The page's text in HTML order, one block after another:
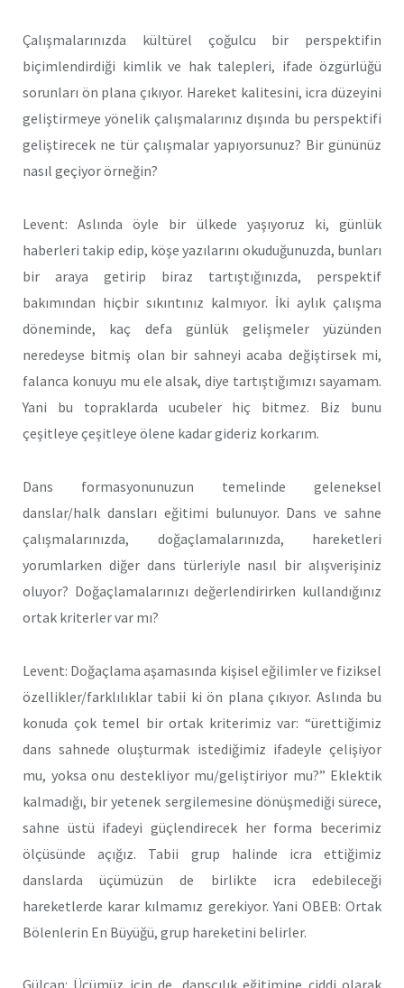
Çalışmalarınızda kültürel çoğulcu bir perspektifin
biçimlendirdiği kimlik ve hak talepleri, ifade özgürlüğü
sorunları ön plana çıkıyor. Hareket kalitesini, icra düzeyini
geliştirmeye yönelik çalışmalarınız dışında bu perspektifi
geliştirecek ne tür çalışmalar yapıyorsunuz? Bir gününüz
nasıl geçiyor örneğin?
Levent: Aslında öyle bir ülkede yaşıyoruz ki, günlük
haberleri takip edip, köşe yazılarını okuduğunuzda, bunları
bir araya getirip biraz tartıştığınızda, perspektif
bakımından hiçbir sıkıntınız kalmıyor. İki aylık çalışma
döneminde, kaç defa günlük gelişmeler yüzünden
neredeyse bitmiş olan bir sahneyi acaba değiştirsek mi,
falanca konuyu mu ele alsak, diye tartıştığımızı sayamam.
Yani bu topraklarda ucubeler hiç bitmez. Biz bunu
çeşitleye çeşitleye ölene kadar gideriz korkarım.
Dans formasyonunuzun temelinde geleneksel
danslar/halk dansları eğitimi bulunuyor. Dans ve sahne
çalışmalarınızda, doğaçlamalarınızda, hareketleri
yorumlarken diğer dans türleriyle nasıl bir alışverişiniz
oluyor? Doğaçlamalarınızı değerlendirirken kullandığınız
ortak kriterler var mı?
Levent: Doğaçlama aşamasında kişisel eğilimler ve fiziksel
özellikler/farklılıklar tabii ki ön plana çıkıyor. Aslında bu
konuda çok temel bir ortak kriterimiz var: “ürettiğimiz
dans sahnede oluşturmak istediğimiz ifadeyle çelişiyor
mu, yoksa onu destekliyor mu/geliştiriyor mu?” Eklektik
kalmadığı, bir yetenek sergilemesine dönüşmediği sürece,
sahne üstü ifadeyi güçlendirecek her forma becerimiz
ölçüsünde açığız. Tabii grup halinde icra ettiğimiz
danslarda üçümüzün de birlikte icra edebileceği
hareketlerde karar kılmamız gerekiyor. Yani OBEB: Ortak
Bölenlerin En Büyüğü, grup hareketini belirler.